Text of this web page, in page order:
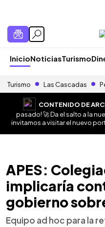
InicioNoticiasTurismo
Turismo Las Cascadas
CONTENIDO DE
pasado! 🚀 Da el salto a la
invitamos a visitar el nuevo
APES:
implicaría
gobierno
Equipo ad hoc para la